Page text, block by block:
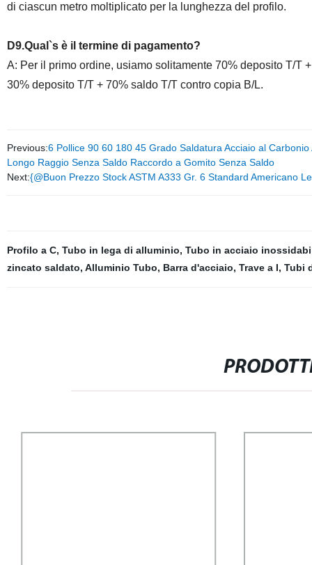
di ciascun metro moltiplicato per la lunghezza del profilo.
D9.Qual`s è il termine di pagamento?
A: Per il primo ordine, usiamo solitamente 70% deposito T/T
30% deposito T/T + 70% saldo T/T contro copia B/L.
Previous:6 Pollice 90 60 180 45 Grado Saldatura Acciaio al
Longo Raggio Senza Saldo Raccordo a Gomito Senza Saldo
Next:{@Buon Prezzo Stock ASTM A333 Gr. 6 Standard Americano
Profilo a C, Tubo in lega di alluminio, Tubo in acciaio
zincato saldato, Alluminio Tubo, Barra d'acciaio, Trave a I, Tubi